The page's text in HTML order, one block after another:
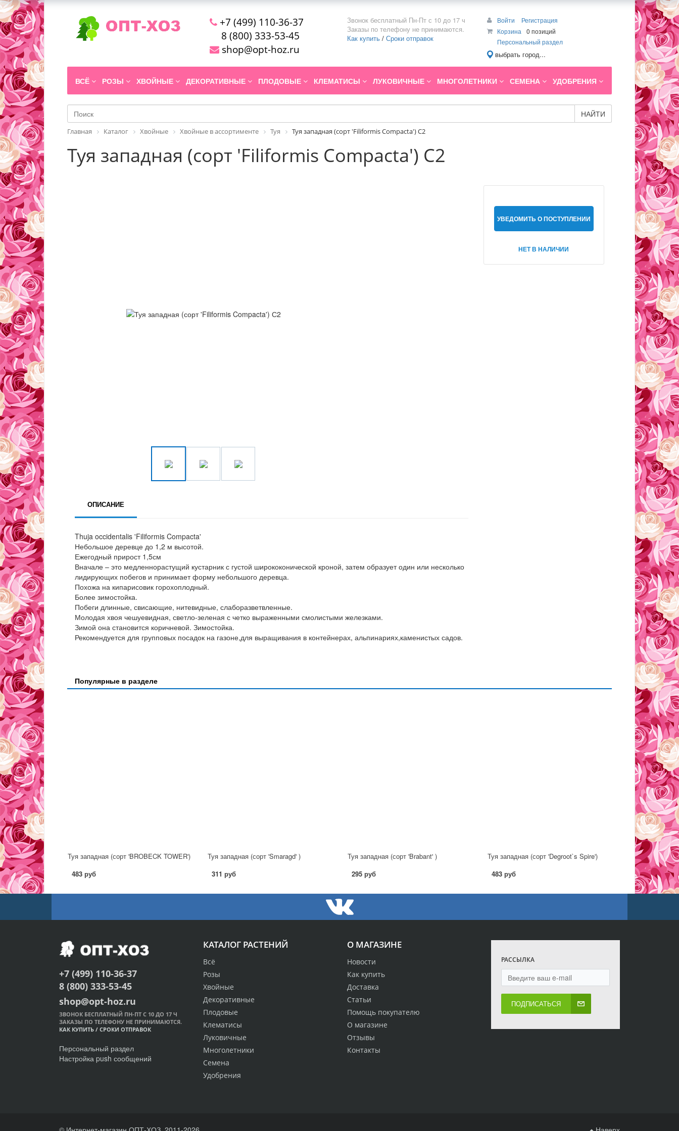
+7 (499) 110-36-37
8 (800) 333-53-45
shop@opt-hoz.ru
Звонок бесплатный Пн-Пт с 10 до 17 ч
Заказы по телефону не принимаются.
Как купить / Сроки отправок
Войти
Регистрация
Корзина
0 позиций
Персональный раздел
выбрать город...
ВСЁ РОЗЫ ХВОЙНЫЕ ДЕКОРАТИВНЫЕ ПЛОДОВЫЕ КЛЕМАТИСЫ ЛУКОВИЧНЫЕ МНОГОЛЕТНИКИ СЕМЕНА УДОБРЕНИЯ
НАЙТИ
Главная Каталог Хвойные Хвойные в ассортименте Туя Туя западная (сорт 'Filiformis Compacta') С2
Туя западная (сорт 'Filiformis Compacta') С2
УВЕДОМИТЬ О ПОСТУПЛЕНИИ
НЕТ В НАЛИЧИИ
ОПИСАНИЕ
Thuja occidentalis 'Filiformis Compacta'
Небольшое деревце до 1,2 м высотой.
Ежегодный прирост 1,5см
Вначале – это медленнорастущий кустарник с густой ширококонической кроной, затем образует один или несколько
лидирующих побегов и принимает форму небольшого деревца.
Похожа на кипарисовик горохоплодный.
Более зимостойка.
Побеги длинные, свисающие, нитевидные, слаборазветвленные.
Молодая хвоя чешуевидная, светло-зеленая с четко выраженными смолистыми железками.
Зимой она становится коричневой. Зимостойка.
Рекомендуется для групповых посадок на газоне,для выращивания в контейнерах, альпинариях,каменистых садов.
Популярные в разделе
Туя западная (сорт 'BROBECK TOWER')
483 руб
Туя западная (сорт 'Smaragd' )
311 руб
Туя западная (сорт 'Brabant' )
295 руб
Туя западная (сорт 'Degroot`s Spire')
483 руб
О МАГАЗИНЕ
Новости
Как купить
Доставка
Статьи
Помощь покупателю
О магазине
Отзывы
Контакты
КАТАЛОГ РАСТЕНИЙ
Всё
Розы
Хвойные
Декоративные
Плодовые
Клематисы
Луковичные
Многолетники
Семена
Удобрения
РАССЫЛКА
ПОДПИСАТЬСЯ
+7 (499) 110-36-37
8 (800) 333-53-45
shop@opt-hoz.ru
ЗВОНОК БЕСПЛАТНЫЙ ПН-ПТ С 10 ДО 17 Ч
ЗАКАЗЫ ПО ТЕЛЕФОНУ НЕ ПРИНИМАЮТСЯ.
КАК КУПИТЬ / СРОКИ ОТПРАВОК
Персональный раздел
Настройка push сообщений